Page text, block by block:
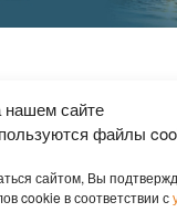
нашем сайте
файлы
сайтом, Вы
cookie в соответствии с